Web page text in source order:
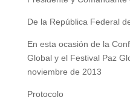
De la República Federal
En esta ocasión de la
Global y el Festival Paz
noviembre de 2013
Protocolo